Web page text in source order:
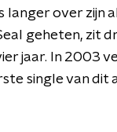
langer over zijn
geheten, zit
jaar. In 2003
single van dit